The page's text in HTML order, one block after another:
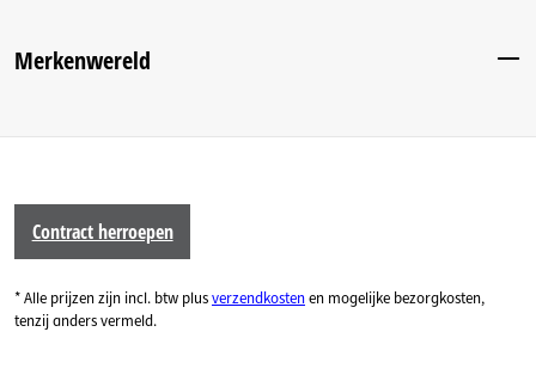
Merkenwereld
Contract herroepen
* Alle prijzen zijn incl. btw plusverzendkostenen mogelijke bezorgkosten,
tenzij anders vermeld.